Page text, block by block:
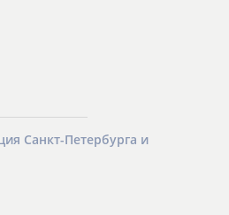
Санкт-Петербурга и